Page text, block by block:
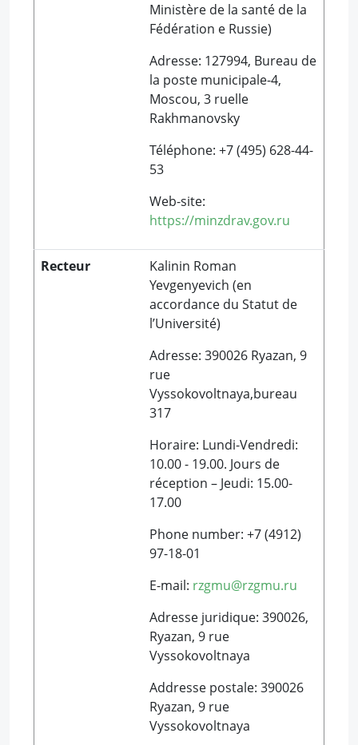
Ministère de la santé de la
Fédération e Russie)
Adresse: 127994, Bureau de
la poste municipale-4,
Moscou, 3 ruelle
Rakhmanovsky
Téléphone: +7 (495) 628-44-
53
Web-site:
https://minzdrav.gov.ru
Recteur
Kalinin Roman
Yevgenyevich (en
accordance du Statut de
l’Université)
Adresse: 390026 Ryazan, 9
rue
Vyssokovoltnaya,bureau
317
Horaire: Lundi-Vendredi:
10.00 - 19.00. Jours de
réception – Jeudi: 15.00-
17.00
Phone number: +7 (4912)
97-18-01
E-mail: rzgmu@rzgmu.ru
Adresse juridique: 390026,
Ryazan, 9 rue
Vyssokovoltnaya
Addresse postale: 390026
Ryazan, 9 rue
Vyssokovoltnaya